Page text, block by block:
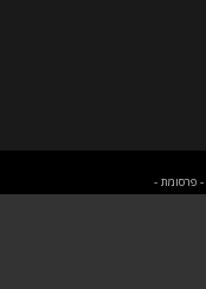
- פרסומת -